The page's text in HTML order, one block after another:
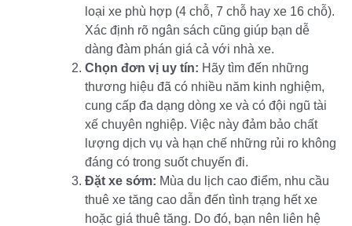
loại xe phù hợp (4 chỗ, 7 chỗ hay xe 16 chỗ).
Xác định rõ ngân sách cũng giúp bạn dễ
dàng đàm phán giá cả với nhà xe.
Chọn đơn vị uy tín: Hãy tìm đến những
thương hiệu đã có nhiều năm kinh nghiệm,
cung cấp đa dạng dòng xe và có đội ngũ tài
xế chuyên nghiệp. Việc này đảm bảo chất
lượng dịch vụ và hạn chế những rủi ro không
đáng có trong suốt chuyến đi.
Đặt xe sớm: Mùa du lịch cao điểm, nhu cầu
thuê xe tăng cao dẫn đến tình trạng hết xe
hoặc giá thuê tăng. Do đó, bạn nên liên hệ